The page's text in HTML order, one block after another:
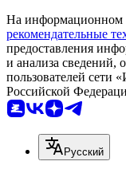
На информационном
рекомендательные
предоставления
и анализа сведений,
пользователей сети
Российской
Русский